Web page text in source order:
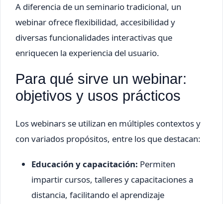
A diferencia de un seminario tradicional, un
webinar ofrece flexibilidad, accesibilidad y
diversas funcionalidades interactivas que
enriquecen la experiencia del usuario.
Para qué sirve un webinar:
objetivos y usos prácticos
Los webinars se utilizan en múltiples contextos y
con variados propósitos, entre los que destacan:
Educación y capacitación: Permiten
impartir cursos, talleres y capacitaciones a
distancia, facilitando el aprendizaje